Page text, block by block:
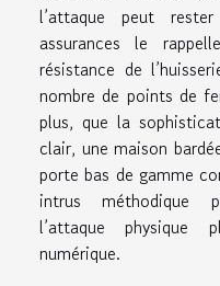
l’attaque peut
assurances le
résistance de
nombre de points de
plus, que la
clair, une maison
porte bas de gamme
intrus méthodique
l’attaque
numérique.